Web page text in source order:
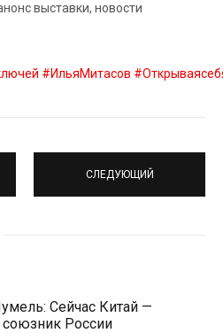
выставки, новости
#ИльяМитасов
СЛЕДУЮЩИЙ
Сейчас Китай —
России